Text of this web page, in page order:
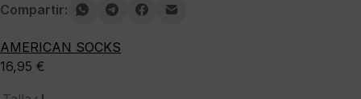
16,95 €
Compartir:
AMERICAN SOCKS